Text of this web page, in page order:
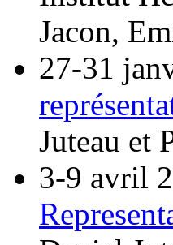
Jacon,
27-31
Juteau et
3-9 avril